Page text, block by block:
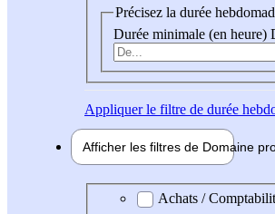
Précisez la durée
Durée minimale (en heure)
Appliquerle filtre de durée
Afficher les filtres de Domaine
Domaine professionel
Achats /